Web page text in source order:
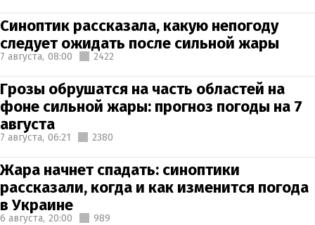
Синоптик рассказала, какую непогоду
следует ожидать после сильной жары
7 августа, 08:00 2422
Грозы обрушатся на часть областей на
фоне сильной жары: прогноз погоды на 7
августа
7 августа, 06:21 2380
Жара начнет спадать: синоптики
рассказали, когда и как изменится погода
в Украине
6 августа, 20:00 989